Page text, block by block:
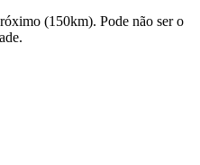
(150km). Pode não ser o